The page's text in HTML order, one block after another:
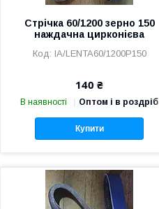
Стрічка 60/1200 зерно 150
наждачна цирконієва
IA/LENTA60/1200P150
140 ₴
В наявності Оптом і в роздріб
Купити